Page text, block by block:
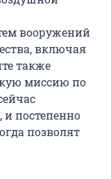
вооружений
включая
также
миссию по
постепенно
позволят